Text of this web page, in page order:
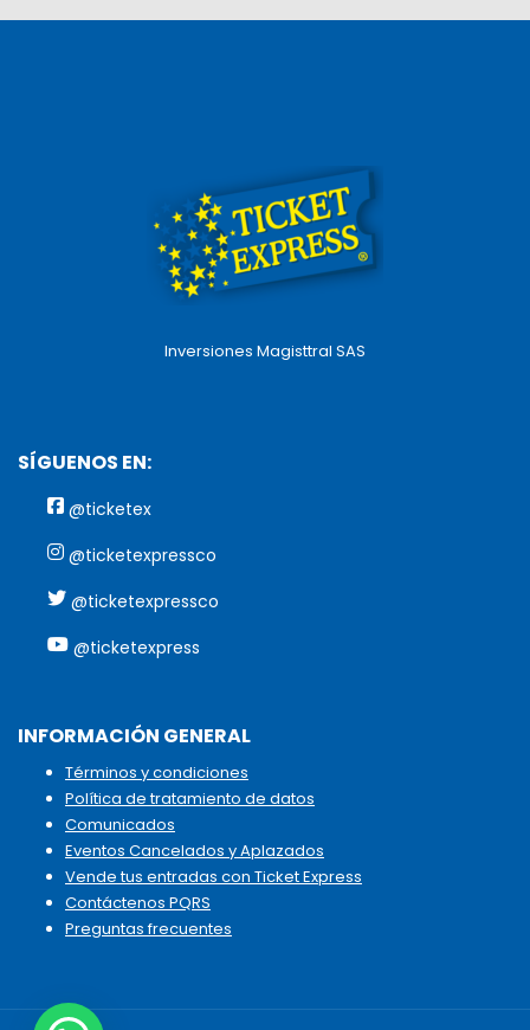
Inversiones Magisttral SAS
SÍGUENOS EN:
@ticketex
@ticketexpressco
@ticketexpressco
@ticketexpress
INFORMACIÓN GENERAL
Términos y condiciones
Política de tratamiento de datos
Comunicados
Eventos Cancelados y Aplazados
Vende tus entradas con Ticket Express
Contáctenos PQRS
Preguntas frecuentes